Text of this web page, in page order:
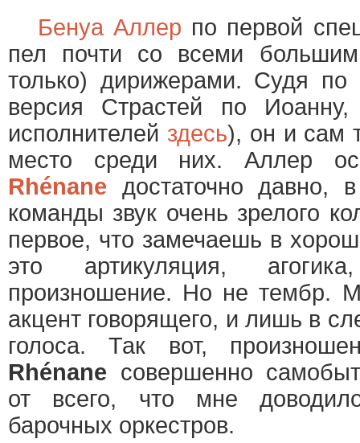
Бенуа Аллер по первой
пел почти со всеми
только) дирижерами. Судя по
версия Страстей по
исполнителей здесь), он и сам
место среди них. Аллер
Rhénane достаточно давно,
команды звук очень зрелого
первое, что замечаешь в
это артикуляция,
произношение. Но не тембр.
акцент говорящего, и лишь в
голоса. Так вот,
Rhénane совершенно
от всего, что мне
барочных оркестров.